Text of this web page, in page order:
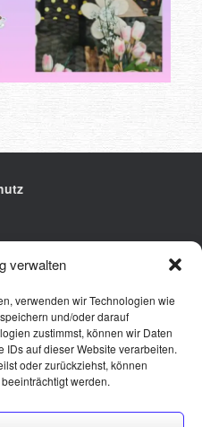
verwalten
verwenden wir Technologien wie
und/oder darauf
zustimmst, können wir Daten
auf dieser Website verarbeiten.
oder zurückziehst, können
werden.